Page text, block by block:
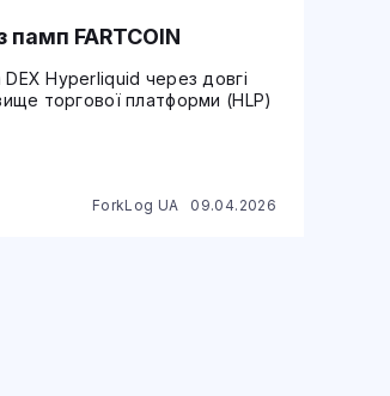
FARTCOIN
DEX Hyperliquid через довгі
торгової платформи (HLP)
ForkLog UA 09.04.2026